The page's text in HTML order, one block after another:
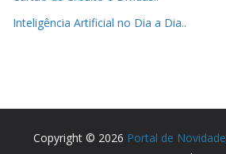
Inteligência Artificial no Dia a Dia..
Copyright © 2026 Portal de Novidade